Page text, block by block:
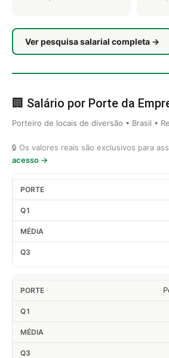
Ver pesquisa salarial completa →
🏢 Salário por Porte da
Porteiro de locais de diversão • Brasil •
🔒 Os valores reais são exclusivos para
acesso →